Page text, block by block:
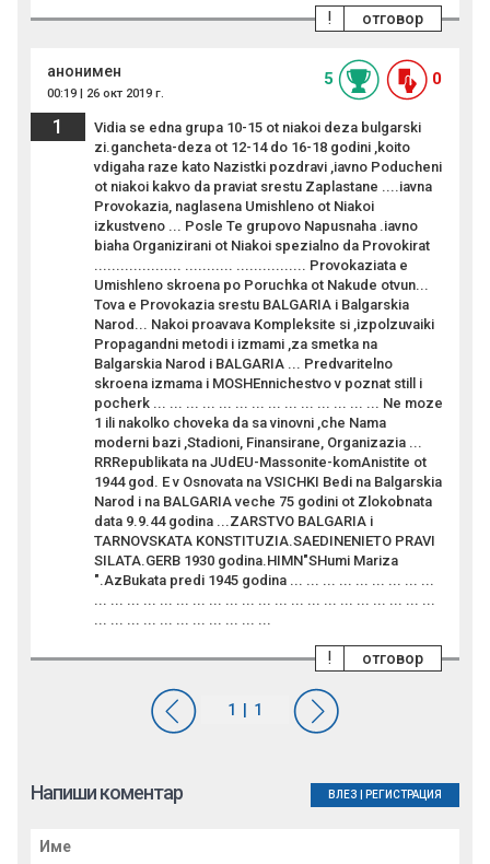
отговор
!
анонимен
00:19 | 26 окт 2019 г.
5 0
1
Vidia se edna grupa 10-15 ot niakoi deza bulgarski
zi.gancheta-deza ot 12-14 do 16-18 godini ,koito
vdigaha raze kato Nazistki pozdravi ,iavno Poducheni
ot niakoi kakvo da praviat srestu Zaplastane ....iavna
Provokazia, naglasena Umishleno ot Niakoi
izkustveno ... Posle Te grupovo Napusnaha .iavno
biaha Organizirani ot Niakoi spezialno da Provokirat
.................... ........... ................ Provokaziata e
Umishleno skroena po Poruchka ot Nakude otvun...
Tova e Provokazia srestu BALGARIA i Balgarskia
Narod... Nakoi proavava Kompleksite si ,izpolzuvaiki
Propagandni metodi i izmami ,za smetka na
Balgarskia Narod i BALGARIA ... Predvaritelno
skroena izmama i MOSHEnnichestvo v poznat still i
pocherk ... ... ... ... ... ... ... ... ... ... ... ... ... ... Ne moze
1 ili nakolko choveka da sa vinovni ,che Nama
moderni bazi ,Stadioni, Finansirane, Organizazia ...
RRRepublikata na JUdEU-Massonite-komAnistite ot
1944 god. E v Osnovata na VSICHKI Bedi na Balgarskia
Narod i na BALGARIA veche 75 godini ot Zlokobnata
data 9.9.44 godina ...ZARSTVO BALGARIA i
TARNOVSKATA KONSTITUZIA.SAEDINENIETO PRAVI
SILATA.GERB 1930 godina.HIMN"SHumi Mariza
".AzBukata predi 1945 godina ... ... ... ... ... ... ... ... ...
... ... ... ... ... ... ... ... ... ... ... ... ... ... ... ... ... ... ... ... ...
... ... ... ... ... ... ... ... ... ... ...
отговор
!
Напиши коментар ВЛЕЗ РЕГИСТРАЦИЯ